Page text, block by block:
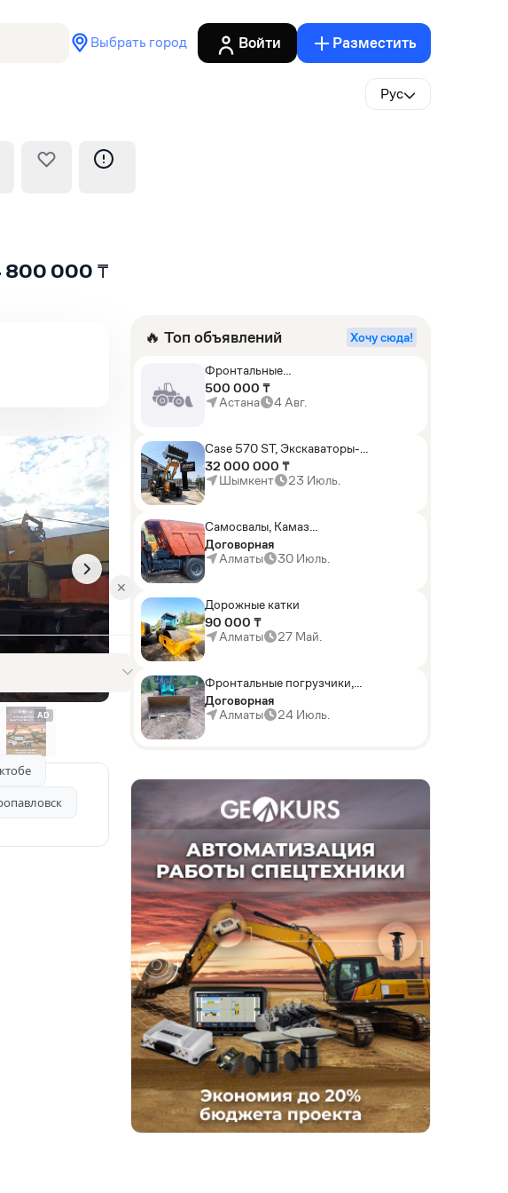
Выбрать город Войти Разместить
Рус
800 000 ₸
AD
🔥 Топ объявлений Хочу сюда!
Фронтальные
погрузчики,Экскаваторы-
погрузчики,Мини-
погрузчики,Горные
500 000 ₸
Астана
4 Авг.
Case 570 ST, Экскаваторы-
погрузчики
32 000 000 ₸
Шымкент
23 Июль.
Самосвалы, Камаз
АГП-29РТ (шасси
KАМАЗ-43114 6x6)
Договорная
Алматы
30 Июль.
Дорожные катки
90 000 ₸
Алматы
27 Май.
Фронтальные погрузчики,
Sunward ZYJ 320
Договорная
Алматы
24 Июль.
✕